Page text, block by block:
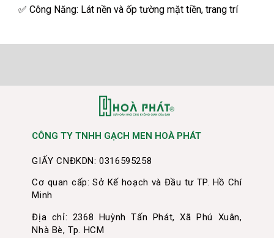
✅ Công Năng: Lát nền và ốp tường mặt tiền, trang trí
CÔNG TY TNHH GẠCH MEN HOÀ PHÁT
GIẤY CNĐKDN: 0316595258
Cơ quan cấp: Sở Kế hoạch và Đầu tư TP. Hồ Chí
Minh
Địa chỉ: 2368 Huỳnh Tấn Phát, Xã Phú Xuân,
Nhà Bè, Tp. HCM